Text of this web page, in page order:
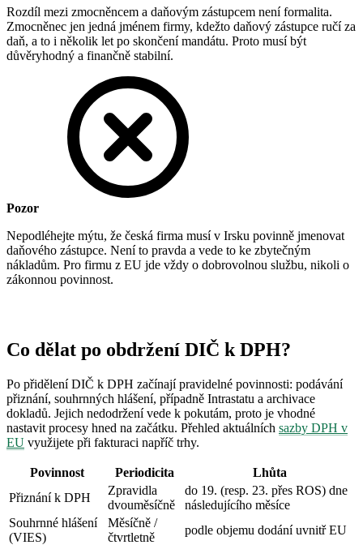
Rozdíl mezi zmocněncem a daňovým zástupcem není formalita.
Zmocněnec jen jedná jménem firmy, kdežto daňový zástupce ručí za
daň, a to i několik let po skončení mandátu. Proto musí být
důvěryhodný a finančně stabilní.
Pozor
Nepodléhejte mýtu, že česká firma musí v Irsku povinně jmenovat
daňového zástupce. Není to pravda a vede to ke zbytečným
nákladům. Pro firmu z EU jde vždy o dobrovolnou službu, nikoli o
zákonnou povinnost.
Co dělat po obdržení DIČ k DPH?
Po přidělení DIČ k DPH začínají pravidelné povinnosti: podávání
přiznání, souhrnných hlášení, případně Intrastatu a archivace
dokladů. Jejich nedodržení vede k pokutám, proto je vhodné
nastavit procesy hned na začátku. Přehled aktuálních sazby DPH v
EU využijete při fakturaci napříč trhy.
Povinnost Periodicita
Lhůta
Přiznání k DPH
Zpravidla
dvouměsíčně
do 19. (resp. 23. přes ROS) dne
následujícího měsíce
Souhrnné hlášení
(VIES)
Měsíčně /
čtvrtletně
podle objemu dodání uvnitř EU